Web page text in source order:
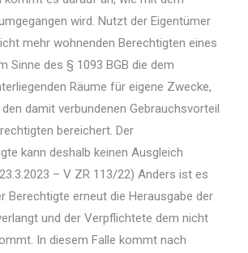
wird. Nutzt der Eigentümer
mehr wohnenden Berechtigten eines
Sinne des § 1093 BGB die dem
Räume für eigene Zwecke,
damit verbundenen Gebrauchsvorteil
bereichert. Der
kann deshalb keinen Ausgleich
– V ZR 113/22) Anders ist es
Berechtigte erneut die Herausgabe der
und der Verpflichtete dem nicht
In diesem Falle kommt nach